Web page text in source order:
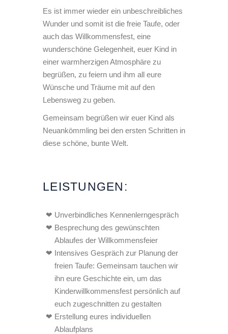
Es ist immer wieder ein unbeschreibliches
Wunder und somit ist die freie Taufe, oder
auch das Willkommensfest, eine
wunderschöne Gelegenheit, euer Kind in
einer warmherzigen Atmosphäre zu
begrüßen, zu feiern und ihm all eure
Wünsche und Träume mit auf den
Lebensweg zu geben.
Gemeinsam begrüßen wir euer Kind als
Neuankömmling bei den ersten Schritten in
diese schöne, bunte Welt.
LEISTUNGEN:
Unverbindliches Kennenlerngespräch
Besprechung des gewünschten
Ablaufes der Willkommensfeier
Intensives Gespräch zur Planung der
freien Taufe: Gemeinsam tauchen wir
ihn eure Geschichte ein, um das
Kinderwillkommensfest persönlich auf
euch zugeschnitten zu gestalten
Erstellung eures individuellen
Ablaufplans